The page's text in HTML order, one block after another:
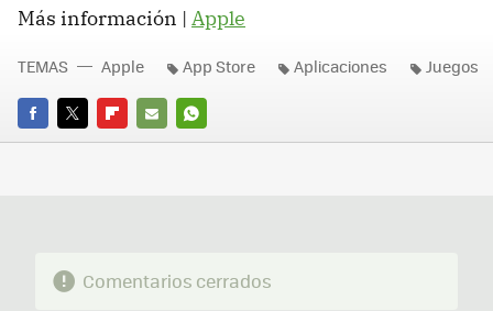
Más información | Apple
FACEBOOK
TWITTERFLIPBOARD
E-
WHATSAPP
TEMAS Apple App Store Aplicaciones Juegos
Comentarios cerrados